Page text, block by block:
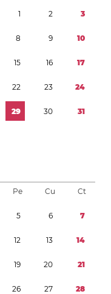
1 2 3
8 9 10
15 16 17
22 23 24
29 30 31
Pe Cu Ct
5 6 7
12 13 14
19 20 21
26 27 28